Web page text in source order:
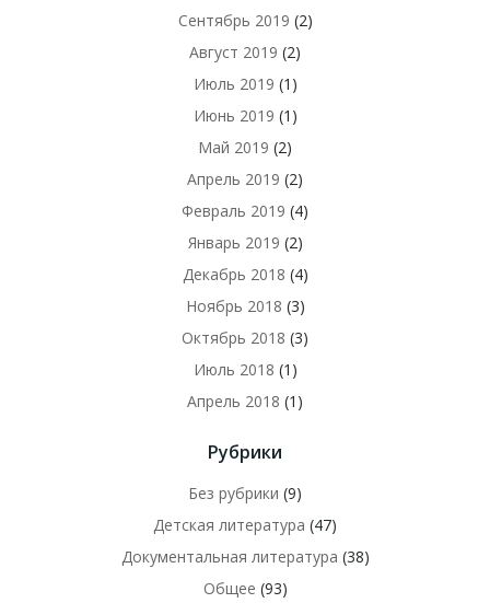
Сентябрь 2019 (2)
Август 2019 (2)
Июль 2019 (1)
Июнь 2019 (1)
Май 2019 (2)
Апрель 2019 (2)
Февраль 2019 (4)
Январь 2019 (2)
Декабрь 2018 (4)
Ноябрь 2018 (3)
Октябрь 2018 (3)
Июль 2018 (1)
Апрель 2018 (1)
Рубрики
Без рубрики (9)
Детская литература (47)
Документальная литература (38)
Общее (93)